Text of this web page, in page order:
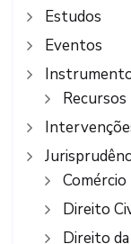
Estudos
Eventos
Comércio
Direito
Direito